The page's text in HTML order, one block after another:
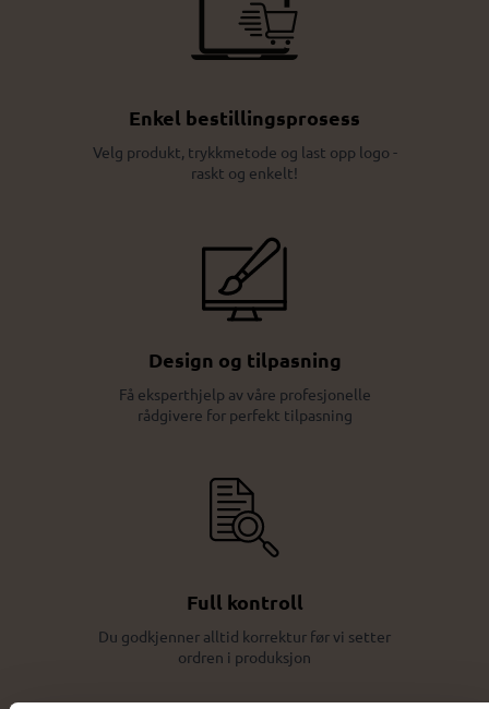
Enkel bestillingsprosess
Velg produkt, trykkmetode og last opp logo -
raskt og enkelt!
Design og tilpasning
Få eksperthjelp av våre profesjonelle
rådgivere for perfekt tilpasning
Full kontroll
Du godkjenner alltid korrektur før vi setter
ordren i produksjon